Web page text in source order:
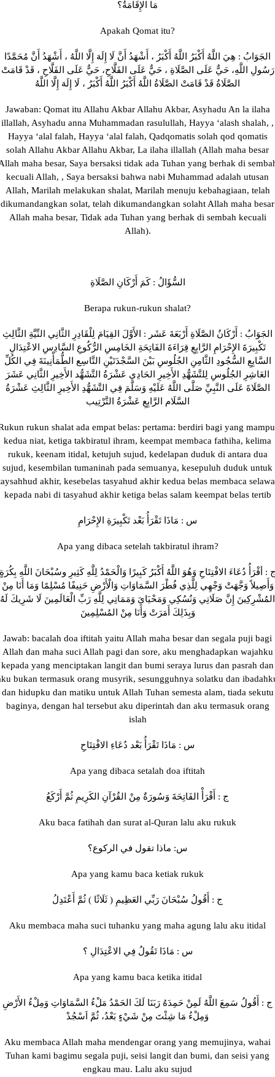
مَا الإِقَامَةُ؟
Apakah Qomat itu?
الجَوَابُ : هِيَ اللَّهُ أَكْبَرُ اللَّهُ أَكْبَرُ ، أَشْهَدُ أَنَّ لَا إِلَهَ إِلَّا اللَّهُ ، أَشْهَدُ أَنَّ مُحَمَّدًا
رَسُولِ اللَّهِ، حَيٌّ عَلَى الصَّلَاةِ ، حَيٌّ عَلَى الفَلَّاحِ، حَيٌّ عَلَى الفَلَّاحِ ، قَدْ قَامَتْ
الصَّلَاةُ قَدْ قَامَتْ الصَّلَاةُ اللَّهُ أَكْبَرُ اللَّهُ أَكْبَرُ ، لَا إِلَهَ إِلَّا اللَّهُ
Jawaban: Qomat itu Allahu Akbar Allahu Akbar, Asyhadu An la ilaha
illallah, Asyhadu anna Muhammadan rasulullah, Hayya ‘alash shalah, ,
Hayya ‘alal falah, Hayya ‘alal falah, Qadqomatis solah qod qomatis
solah Allahu Akbar Allahu Akbar, La ilaha illallah (Allah maha besar
maha besar, Saya bersaksi tidak ada Tuhan yang berhak di
kecuali Allah, , Saya bersaksi bahwa nabi Muhammad adalah utusan
Allah, Marilah melakukan shalat, Marilah menuju kebahagiaan, telah
dikumandangkan solat, telah dikumandangkan solaht Allah maha besar
Allah maha besar, Tidak ada Tuhan yang berhak di sembah kecuali
Allah).
السُّؤَالُ : كَمَ أَرْكَانِ الصَّلَاةِ
Berapa rukun-rukun shalat?
الجَوَابُ : أَرْكَانُ الصَّلَاةِ أَرْبَعَةَ عَشَر : الأَوَّلَ القِيَامَ لِلْقَادِرِ الثَّانِي النِّيَّةِ الثَّالِثِ
تَكْبِيرَةَ الإِحْرَامِ الرَّابِعِ قِرَاءَةَ الفَاتِحَةِ الخَامِسِ الرُّكُوعِ السَّادِسِ الاعْتِدَالِ
السَّابِعِ السُّجُودِ الثَّامِنِ الجُلُوسِ بَيْنَ السَّجْدَتَيْنِ التَّاسِع الطُّمَأْنِينَةَ فِي الكُلِّ
العَاشِرِ الجُلُوسِ لِلتَّشَهُّدِ الأَخِيرِ الحَادِي عَشْرَةُ التَّشَهُّد الأَخِيرِ الثَّانِي عَشَرَ
الصَّلَاةَ عَلَى النَّبِيِّ صَلَّى اللَّهُ عَلَيْهِ وَسَلَّمَ فِي التَّشَهُّدِ الأَخِيرِ الثَّالِثِ عَشْرَةُ
السَّلَام الرَّابِعِ عَشْرَةُ التَّرْتِيب
rukun shalat ada empat belas: pertama: berdiri bagi yang
kedua niat, ketiga takbiratul ihram, keempat membaca fathiha, kelima
rukuk, keenam itidal, ketujuh sujud, kedelapan duduk di antara dua
sujud, kesembilan tumaninah pada semuanya, kesepuluh duduk untuk
akhir, kesebelas tasyahud akhir kedua belas membaca
kepada nabi di tasyahud akhir ketiga belas salam keempat belas tertib
س : مَاذَا تَقْرَأُ بَعْد تَكْبِيرَةِ الإِحْرَامِ
Apa yang dibaca setelah takbiratul ihram?
: أقْرَأُ دُعَاءَ الافْتِتَاحِ وَهُوَ اللَّهُ أَكْبَرُ كَبِيرًا وَالْحَمْدُ لِلَّهِ كَثِيرِ وسُبْحَانَ اللَّهِ
وَأَصِيلاً وَجَّهَتْ وَجْهِي لِلَّذِي فُطْرَ السَّمَاوَاتِ وَالْأَرْضِ حَنِيفًا مُسْلِمًا وَمَا أَنَا مِنْ
المُشْرِكِينَ إِنَّ صَلَاتِي وَنُسُكِي وَمَحْيَايَ وَمَمَاتِي لِلَّهِ رَبِّ الْعَالَمِينَ لَا شَرِيكَ لَهُ
وَبِذَلِكَ أَمَرَتْ وَأَنَا مِنْ المُسْلِمِينَ
Jawab: bacalah doa iftitah yaitu Allah maha besar dan segala puji bagi
Allah dan maha suci Allah pagi dan sore, aku menghadapkan wajahku
kepada yang menciptakan langit dan bumi seraya lurus dan pasrah dan
bukan termasuk orang musyrik, sesungguhnya solatku dan
dan hidupku dan matiku untuk Allah Tuhan semesta alam, tiada sekutu
baginya, dengan hal tersebut aku diperintah dan aku termasuk orang
islah
س : مَاذَا تَقْرَأُ بَعْد دُعَاءِ الافْتِتَاحِ
Apa yang dibaca setalah doa iftitah
ج : أَقْرَأْ الفَاتِحَةَ وَسُورَةٌ مِنْ القُرْآنِ الكَرِيمِ ثُمَّ أَرْكَعُ
Aku baca fatihah dan surat al-Quran lalu aku rukuk
س: ماذا تقول في الركوع؟
Apa yang kamu baca ketiak rukuk
ج : أَقُولُ سُبْحَانَ رَبِّي العَظِيمِ ( ثَلَاثًا ) ثُمَّ أَعْتَدِلُ
Aku membaca maha suci tuhanku yang maha agung lalu aku itidal
س : مَاذَا تَقُولُ فِي الاعْتِدَالِ ؟
Apa yang kamu baca ketika itidal
ج : أَقُولُ سَمِعَ اللَّهُ لَمِنْ حَمِدَهُ رَبَنَا لَكَ الحَمْدُ مَلْءُ السَّمَاوَاتِ وَمِلْءُ الأَرْضِ
وَمِلْءُ مَا شِئْتَ مِنْ شَيْءٍ بَعْدُ، ثُمَّ اَسْجُدْ
Aku membaca Allah maha mendengar orang yang memujinya, wahai
Tuhan kami bagimu segala puji, seisi langit dan bumi, dan seisi yang
engkau mau. Lalu aku sujud